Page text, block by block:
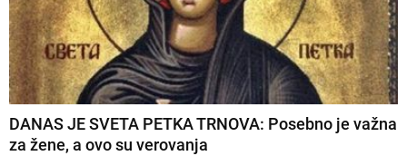
DANAS JE SVETA PETKA TRNOVA: Posebno je važna
za žene, a ovo su verovanja